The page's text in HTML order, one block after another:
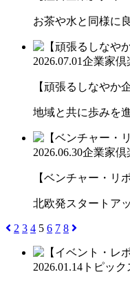
お茶や水と同様に
2026.07.01企業家倶
【頑張るしなや
地域と共に歩みを
2026.06.30企業家倶
【ベンチャー・リ
北欧発スタートア
2 3 4 5 6 7 8
2026.01.14 トピック